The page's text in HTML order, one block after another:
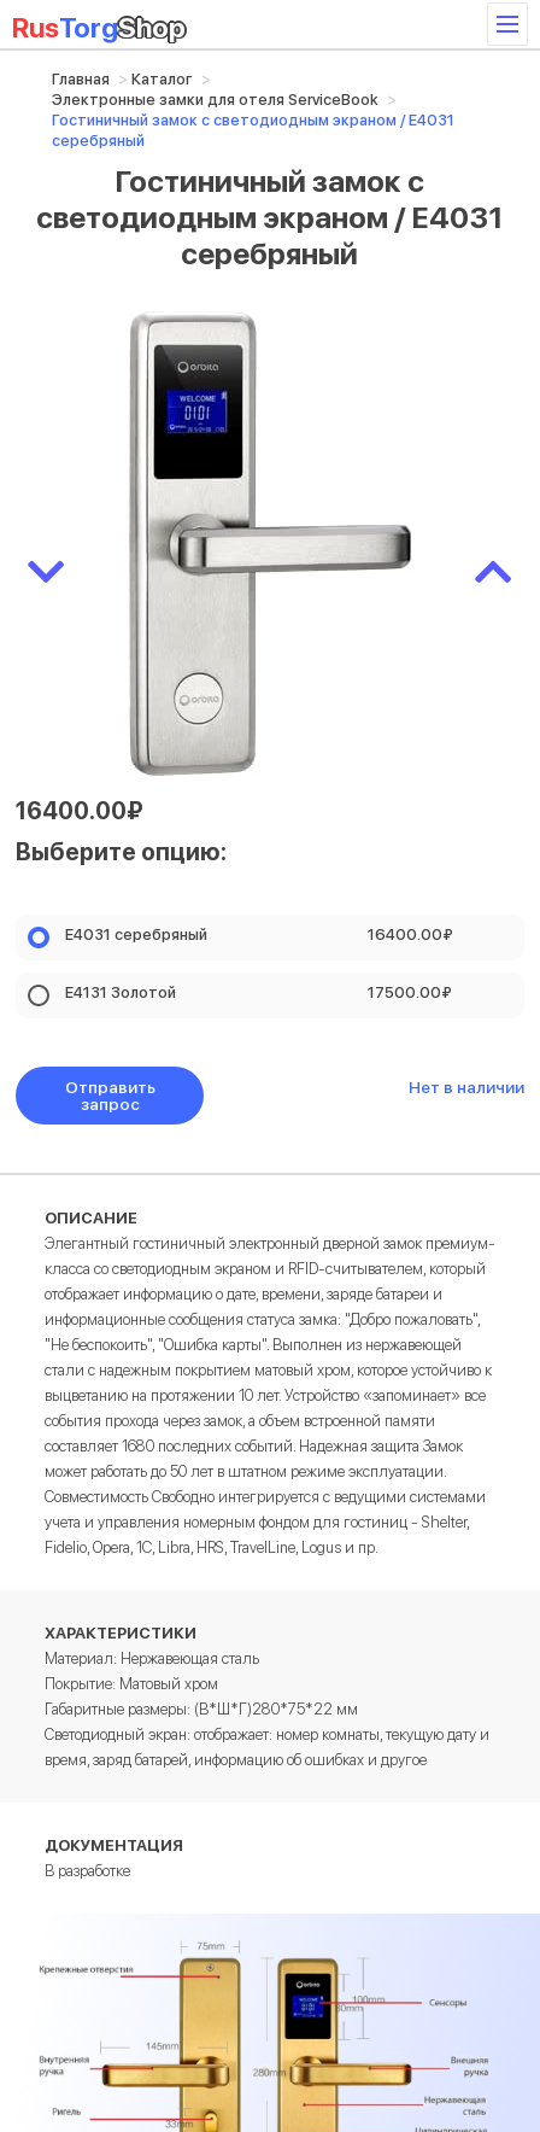
RusTorgShop
Главная
Каталог
Электронные замки для отеля ServiceBook
Гостиничный замок с светодиодным экраном / E4031
серебряный
Гостиничный замок с
светодиодным экраном / E4031
серебряный
16400.00₽
Выберите опцию:
E4031 серебряный 16400.00₽
E4131 Золотой 17500.00₽
Отправить
запрос
Нет в наличии
ОПИСАНИЕ
Элегантный гостиничный электронный дверной замок премиум-
класса со светодиодным экраном и RFID-считывателем, который
отображает информацию о дате, времени, заряде батареи и
информационные сообщения статуса замка: "Добро пожаловать",
"Не беспокоить", "Ошибка карты". Выполнен из нержавеющей
стали с надежным покрытием матовый хром, которое устойчиво к
выцветанию на протяжении 10 лет. Устройство «запоминает» все
события прохода через замок, а объем встроенной памяти
составляет 1680 последних событий. Надежная защита Замок
может работать до 50 лет в штатном режиме эксплуатации.
Совместимость Свободно интегрируется с ведущими системами
учета и управления номерным фондом для гостиниц - Shelter,
Fidelio, Opera, 1C, Libra, HRS, TravelLine, Logus и пр.
ХАРАКТЕРИСТИКИ
Материал: Нержавеющая сталь
Покрытие: Матовый хром
Габаритные размеры: (В*Ш*Г)280*75*22 мм
Светодиодный экран: отображает: номер комнаты, текущую дату и
время, заряд батарей, информацию об ошибках и другое
ДОКУМЕНТАЦИЯ
В разработке